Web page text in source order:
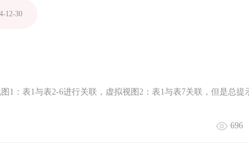
12-30
1：表1与表2-6进行关联，虚拟视图2：表1与表7关联，但是总提
696